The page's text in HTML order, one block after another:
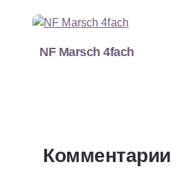
NF Marsch 4fach
Комментарии